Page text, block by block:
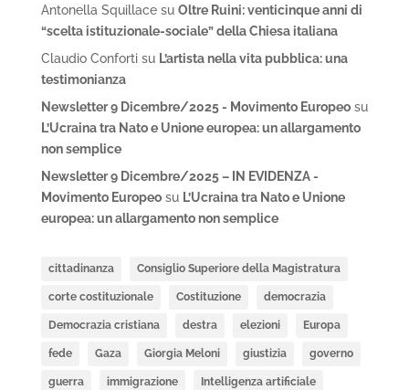
Antonella Squillacesu Oltre Ruini: venticinque anni di
“scelta istituzionale-sociale” della Chiesa italiana
Claudio Confortisu L’artista nella vita pubblica: una
testimonianza
Newsletter 9 Dicembre/2025 - Movimento Europeosu
L’Ucraina tra Nato e Unione europea: un allargamento
non semplice
Newsletter 9 Dicembre/2025 – IN EVIDENZA -
Movimento Europeosu L’Ucraina tra Nato e Unione
europea: un allargamento non semplice
cittadinanza Consiglio Superiore della Magistratura
corte costituzionale Costituzione democrazia
Democrazia cristiana destra elezioni Europa
fede Gaza Giorgia Meloni giustizia governo
guerra immigrazione Intelligenza artificiale